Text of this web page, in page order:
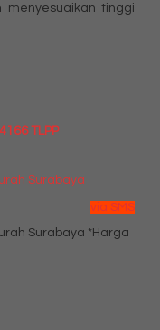
menyesuaikan tinggi
TLPP
via SMS
*Harga